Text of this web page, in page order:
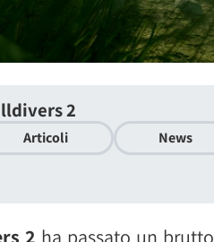
2
Articoli News
2 ha passato un